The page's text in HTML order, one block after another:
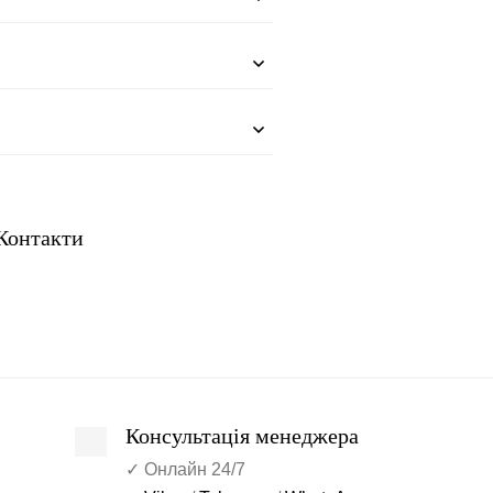
Консультація менеджера
✓ Онлайн 24/7